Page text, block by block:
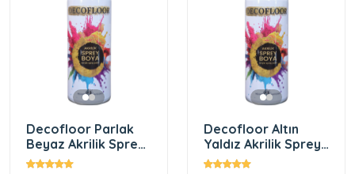
Decofloor Parlak
Beyaz Akrilik Sprey
Boya
Decofloor Altın
Yaldız Akrilik Sprey
Boya